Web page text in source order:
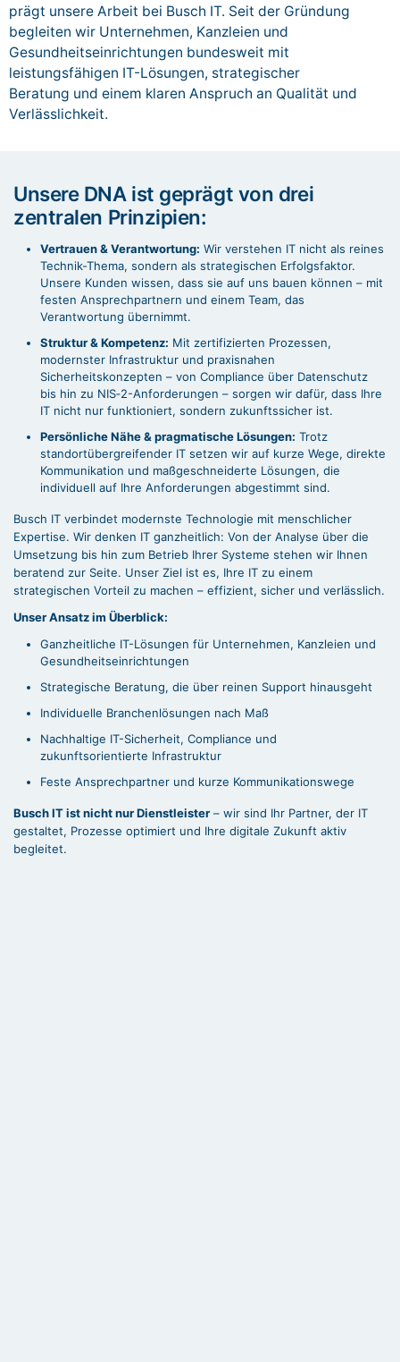
prägt unsere Arbeit bei Busch IT. Seit der Gründung
begleiten wir Unternehmen, Kanzleien und
Gesundheitseinrichtungen bundesweit mit
leistungsfähigen IT-Lösungen, strategischer
Beratung und einem klaren Anspruch an Qualität und
Verlässlichkeit.
Unsere DNA ist geprägt von drei
zentralen Prinzipien:
Vertrauen & Verantwortung: Wir verstehen IT nicht als reines
Technik-Thema, sondern als strategischen Erfolgsfaktor.
Unsere Kunden wissen, dass sie auf uns bauen können – mit
festen Ansprechpartnern und einem Team, das
Verantwortung übernimmt.
Struktur & Kompetenz: Mit zertifizierten Prozessen,
modernster Infrastruktur und praxisnahen
Sicherheitskonzepten – von Compliance über Datenschutz
bis hin zu NIS‑2-Anforderungen – sorgen wir dafür, dass Ihre
IT nicht nur funktioniert, sondern zukunftssicher ist.
Persönliche Nähe & pragmatische Lösungen: Trotz
standortübergreifender IT setzen wir auf kurze Wege, direkte
Kommunikation und maßgeschneiderte Lösungen, die
individuell auf Ihre Anforderungen abgestimmt sind.
Busch IT verbindet modernste Technologie mit menschlicher
Expertise. Wir denken IT ganzheitlich: Von der Analyse über die
Umsetzung bis hin zum Betrieb Ihrer Systeme stehen wir Ihnen
beratend zur Seite. Unser Ziel ist es, Ihre IT zu einem
strategischen Vorteil zu machen – effizient, sicher und verlässlich.
Unser Ansatz im Überblick:
Ganzheitliche IT-Lösungen für Unternehmen, Kanzleien und
Gesundheitseinrichtungen
Strategische Beratung, die über reinen Support hinausgeht
Individuelle Branchenlösungen nach Maß
Nachhaltige IT-Sicherheit, Compliance und
zukunftsorientierte Infrastruktur
Feste Ansprechpartner und kurze Kommunikationswege
Busch IT ist nicht nur Dienstleister – wir sind Ihr Partner, der IT
gestaltet, Prozesse optimiert und Ihre digitale Zukunft aktiv
begleitet.